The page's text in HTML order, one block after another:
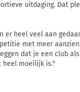
uitdaging. Dat
er heel veel aan
met meer
dat je een club
heel moeilijk is."